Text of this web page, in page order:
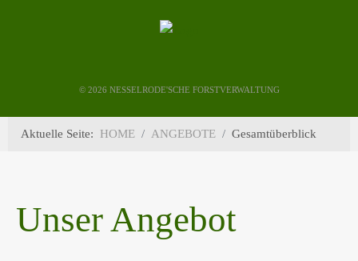
© 2026 NESSELRODE'SCHE FORSTVERWALTUNG
Aktuelle Seite: HOME ANGEBOTE Gesamtüberblick
Unser Angebot